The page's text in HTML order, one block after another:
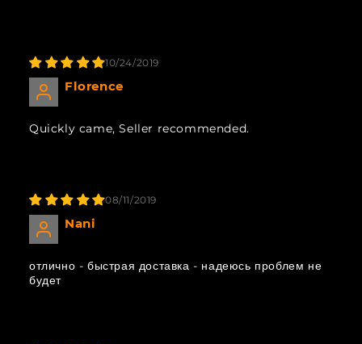
10/24/2019
Florence
Quickly came, Seller recommended.
08/11/2019
Nani
отлично - быстрая доставка - надеюсь проблем не
будет